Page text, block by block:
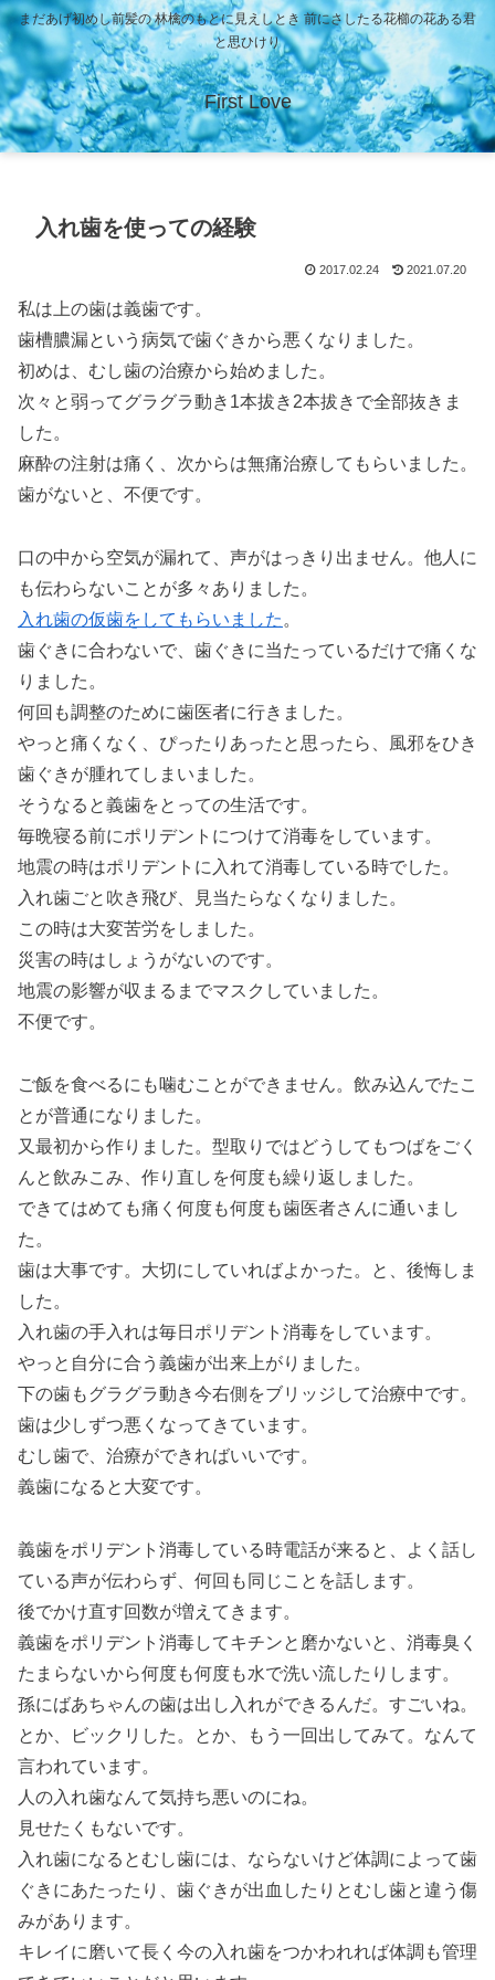
まだあげ初めし前髪の 林檎のもとに見えしとき 前にさしたる花櫛の花ある君
と思ひけり
First Love
入れ歯を使っての経験
2017.02.24 2021.07.20
私は上の歯は義歯です。
歯槽膿漏という病気で歯ぐきから悪くなりました。
初めは、むし歯の治療から始めました。
次々と弱ってグラグラ動き1本拔き2本拔きで全部抜きま
した。
麻酔の注射は痛く、次からは無痛治療してもらいました。
歯がないと、不便です。
口の中から空気が漏れて、声がはっきり出ません。他人に
も伝わらないことが多々ありました。
入れ歯の仮歯をしてもらいました 。
歯ぐきに合わないで、歯ぐきに当たっているだけで痛くな
りました。
何回も調整のために歯医者に行きました。
やっと痛くなく、ぴったりあったと思ったら、風邪をひき
歯ぐきが腫れてしまいました。
そうなると義歯をとっての生活です。
毎晩寝る前にポリデントにつけて消毒をしています。
地震の時はポリデントに入れて消毒している時でした。
入れ歯ごと吹き飛び、見当たらなくなりました。
この時は大変苦労をしました。
災害の時はしょうがないのです。
地震の影響が収まるまでマスクしていました。
不便です。
ご飯を食べるにも噛むことができません。飲み込んでたこ
とが普通になりました。
又最初から作りました。型取りではどうしてもつばをごく
んと飲みこみ、作り直しを何度も繰り返しました。
できてはめても痛く何度も何度も歯医者さんに通いまし
た。
歯は大事です。大切にしていればよかった。と、後悔しま
した。
入れ歯の手入れは毎日ポリデント消毒をしています。
やっと自分に合う義歯が出来上がりました。
下の歯もグラグラ動き今右側をブリッジして治療中です。
歯は少しずつ悪くなってきています。
むし歯で、治療ができればいいです。
義歯になると大変です。
義歯をポリデント消毒している時電話が来ると、よく話し
ている声が伝わらず、何回も同じことを話します。
後でかけ直す回数が増えてきます。
義歯をポリデント消毒してキチンと磨かないと、消毒臭く
たまらないから何度も何度も水で洗い流したりします。
孫にばあちゃんの歯は出し入れができるんだ。すごいね。
とか、ビックリした。とか、もう一回出してみて。なんて
言われています。
人の入れ歯なんて気持ち悪いのにね。
見せたくもないです。
入れ歯になるとむし歯には、ならないけど体調によって歯
ぐきにあたったり、歯ぐきが出血したりとむし歯と違う傷
みがあります。
キレイに磨いて長く今の入れ歯をつかわれれば体調も管理